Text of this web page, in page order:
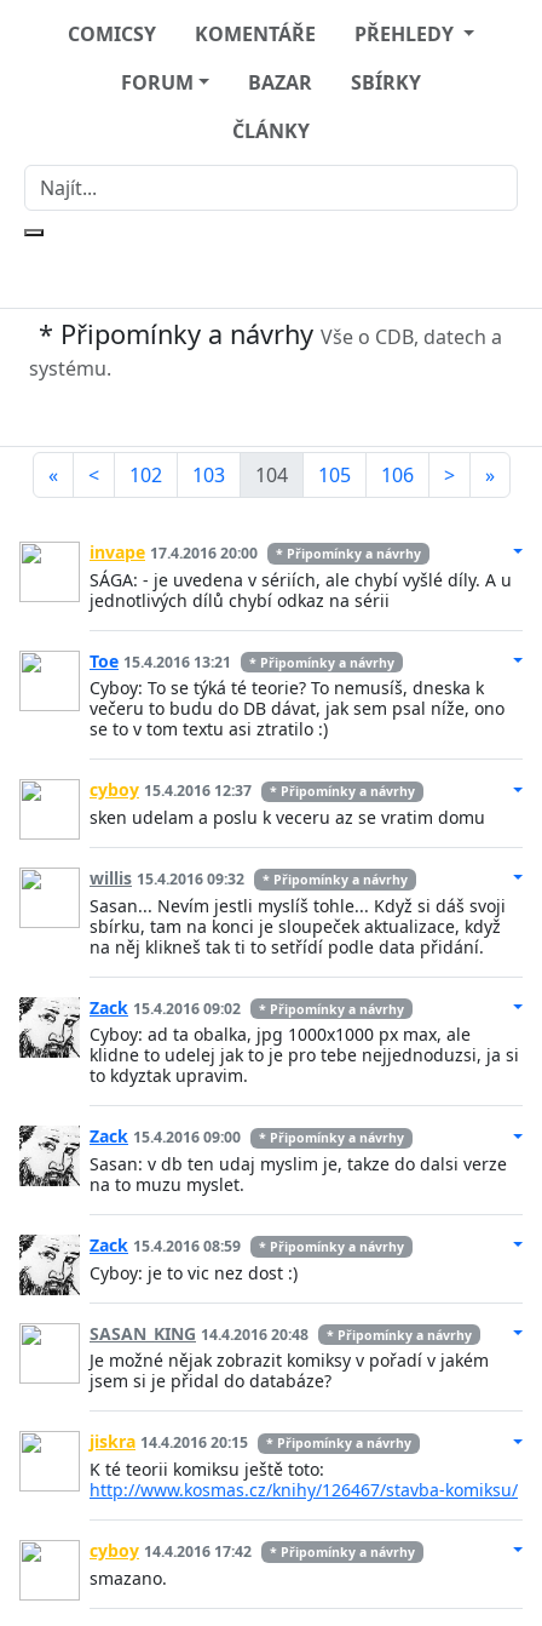
COMICSY KOMENTÁŘE
PŘEHLEDY
FORUM
BAZAR
SBÍRKY
ČLÁNKY
* Připomínky a návrhy Vše o CDB, datech a
systému.
« < 102 103 104 105 106 > »
invape 17.4.2016 20:00 * Připomínky a návrhy
SÁGA: - je uvedena v sériích, ale chybí vyšlé díly. A u
jednotlivých dílů chybí odkaz na sérii
Toe 15.4.2016 13:21 * Připomínky a návrhy
Cyboy: To se týká té teorie? To nemusíš, dneska k
večeru to budu do DB dávat, jak sem psal níže, ono
se to v tom textu asi ztratilo :)
cyboy 15.4.2016 12:37 * Připomínky a návrhy
sken udelam a poslu k veceru az se vratim domu
willis 15.4.2016 09:32 * Připomínky a návrhy
Sasan... Nevím jestli myslíš tohle... Když si dáš svoji
sbírku, tam na konci je sloupeček aktualizace, když
na něj klikneš tak ti to setřídí podle data přidání.
Zack 15.4.2016 09:02 * Připomínky a návrhy
Cyboy: ad ta obalka, jpg 1000x1000 px max, ale
klidne to udelej jak to je pro tebe nejjednoduzsi, ja si
to kdyztak upravim.
Zack 15.4.2016 09:00 * Připomínky a návrhy
Sasan: v db ten udaj myslim je, takze do dalsi verze
na to muzu myslet.
Zack 15.4.2016 08:59 * Připomínky a návrhy
Cyboy: je to vic nez dost :)
SASAN_KING 14.4.2016 20:48 * Připomínky a návrhy
Je možné nějak zobrazit komiksy v pořadí v jakém
jsem si je přidal do databáze?
jiskra 14.4.2016 20:15 * Připomínky a návrhy
K té teorii komiksu ještě toto:
http://www.kosmas.cz/knihy/126467/stavba-komiksu/
cyboy 14.4.2016 17:42 * Připomínky a návrhy
smazano.